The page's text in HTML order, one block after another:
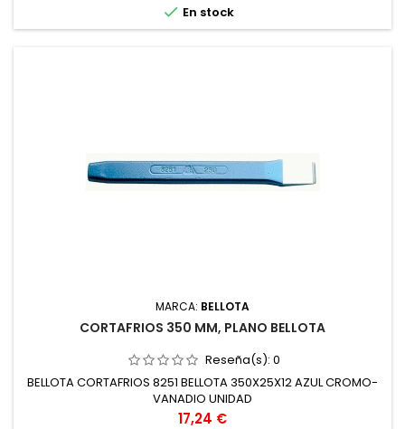
 En stock
MARCA: BELLOTA
CORTAFRIOS 350 MM, PLANO BELLOTA
Reseña(s): 0
BELLOTA CORTAFRIOS 8251 BELLOTA 350X25X12 AZUL CROMO-
VANADIO UNIDAD
Precio
17,24 €